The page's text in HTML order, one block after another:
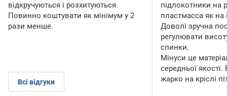
відкручуються і розхитуються.
Повинно коштувати як мінімум у 2
рази менше.
Всі відгуки
підлокотники на
пластмасса як
Доволі зручна
регулювати
спинки.
Мінуси це
середньої
жарко на кріслі